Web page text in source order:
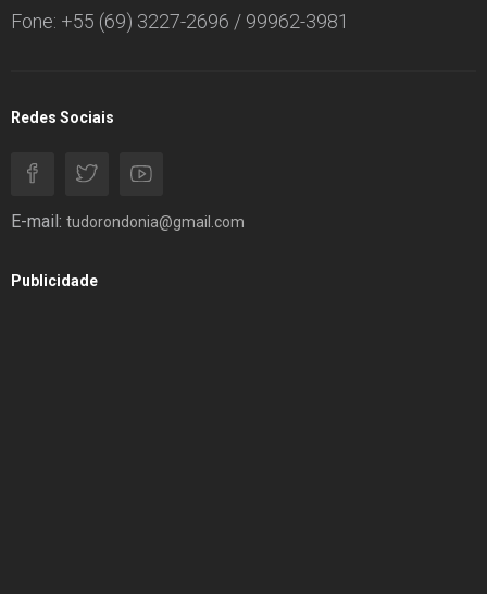
Fone: +55 (69) 3227-2696 / 99962-3981
Redes Sociais
E-mail: tudorondonia@gmail.com
Publicidade